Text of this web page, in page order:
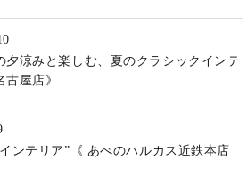
夕涼みと楽しむ、夏のクラシックインテ
古屋店》
ンテリア”《 あべのハルカス近鉄本店